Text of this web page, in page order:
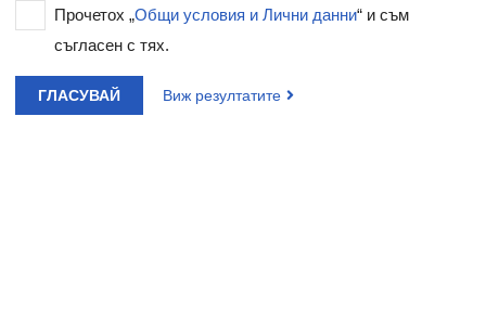
Прочетох „Общи условия и Лични данни“ и съм
съгласен с тях.
ГЛАСУВАЙ Виж резултатите